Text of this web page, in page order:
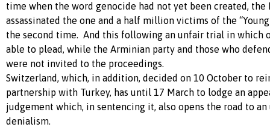
time when the word genocide had not yet been created, the
assassinated the one and a half million victims of the
the second time. And this following an unfair trial in which
able to plead, while the Arminian party and those who
were not invited to the proceedings.
Switzerland, which, in addition, decided on 10 October to
partnership with Turkey, has until 17 March to lodge an
judgement which, in sentencing it, also opens the road to
denialism.